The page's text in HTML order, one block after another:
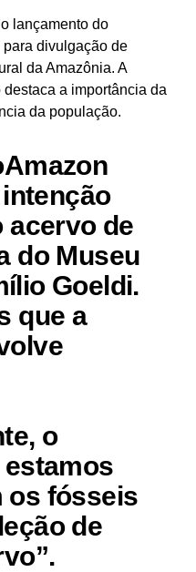
lançamento do
divulgação de
da Amazônia. A
a importância da
da população.
acervo de
do Museu
Goeldi.
que a
o
os fósseis
de